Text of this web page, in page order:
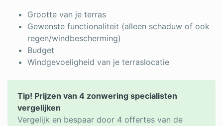
Grootte van je terras
Gewenste functionaliteit (alleen schaduw of ook
regen/windbescherming)
Budget
Windgevoeligheid van je terraslocatie
Tip! Prijzen van 4 zonwering specialisten
vergelijken
Vergelijk en bespaar door 4 offertes van de